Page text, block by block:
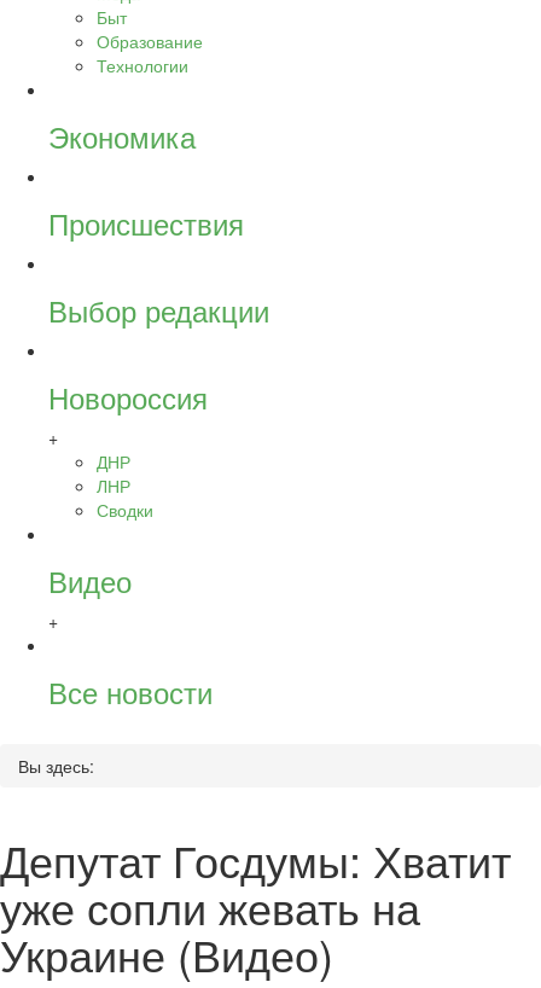
Быт
Образование
Технологии
Экономика
Происшествия
Выбор редакции
Новороссия
+
ДНР
ЛНР
Сводки
Видео
+
Все новости
Вы здесь:
Депутат Госдумы: Хватит
уже сопли жевать на
Украине (Видео)